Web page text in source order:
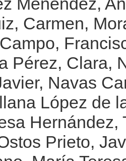
Carmen,
Pérez, Clara,
, Navas
López de
Hernández,
Prieto,